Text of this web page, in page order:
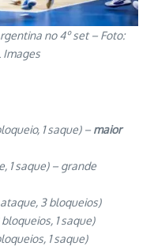
no 4º set – Foto:
Images
1 saque) – maior
1 saque) – grande
3 bloqueios)
1 saque)
1 saque)